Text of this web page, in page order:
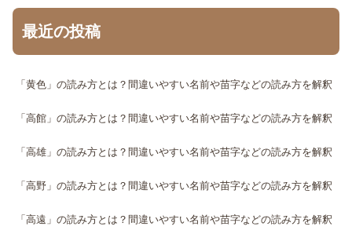
最近の投稿
「黄色」の読み方とは？間違いやすい名前や苗字などの読み方を解釈
「高館」の読み方とは？間違いやすい名前や苗字などの読み方を解釈
「高雄」の読み方とは？間違いやすい名前や苗字などの読み方を解釈
「高野」の読み方とは？間違いやすい名前や苗字などの読み方を解釈
「高遠」の読み方とは？間違いやすい名前や苗字などの読み方を解釈